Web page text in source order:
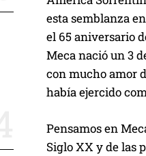
esta semblanza
el 65 aniversario
Meca nació un 3
con mucho amor
había ejercido
Pensamos en
Siglo XX y de las